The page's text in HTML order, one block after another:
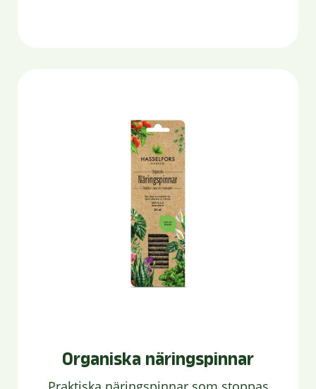
Organiska näringspinnar